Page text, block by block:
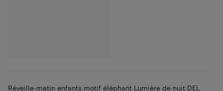
Réveille-matin enfants motif éléphant Lumière de nuit DEL